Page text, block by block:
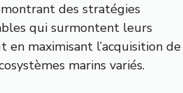
des stratégies
qui surmontent leurs
maximisant l’acquisition de
marins variés.